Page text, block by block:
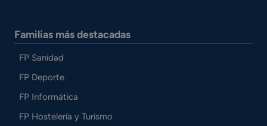
Familias más destacadas
FP Sanidad
FP Deporte
FP Informática
FP Hostelería y Turismo